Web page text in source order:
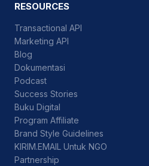
RESOURCES
Transactional API
Marketing API
Blog
Dokumentasi
Podcast
Success Stories
Buku Digital
Program Affiliate
Brand Style Guidelines
KIRIM.EMAIL Untuk NGO
Partnership